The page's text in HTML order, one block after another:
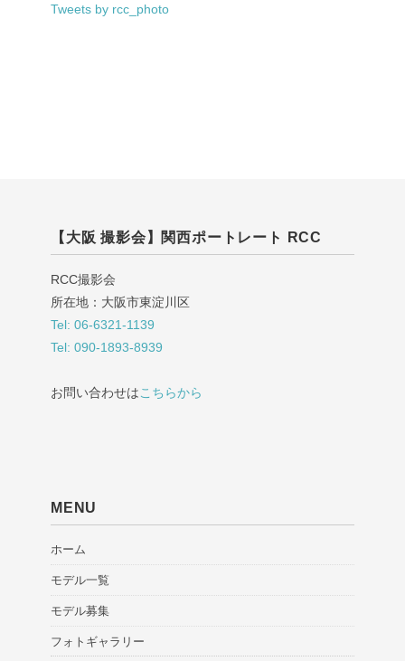
Tweets by rcc_photo
【大阪 撮影会】関西ポートレート RCC
RCC撮影会
所在地：大阪市東淀川区
Tel: 06-6321-1139
Tel: 090-1893-8939
お問い合わせはこちらから
MENU
ホーム
モデル一覧
モデル募集
フォトギャラリー